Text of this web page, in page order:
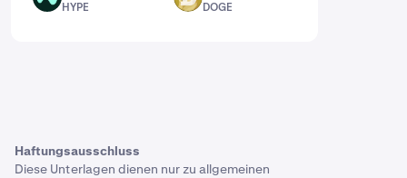
HYPE DOGE
Haftungsausschluss
Diese Unterlagen dienen nur zu allgemeinen